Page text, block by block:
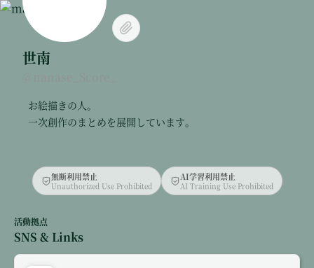
世南
お絵描きの人。
一次創作のまとめを展開しています。
無断利用禁止
Unauthorized Use Prohibited
AI学習利用禁止
AI Training Use Prohibited
活動拠点
SNS & Links